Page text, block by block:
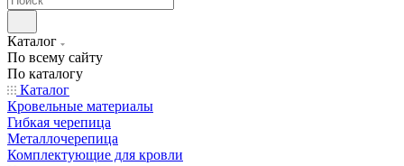
Каталог
По всему сайту
По каталогу
Каталог
Кровельные материалы
Гибкая черепица
Металлочерепица
Комплектующие для кровли